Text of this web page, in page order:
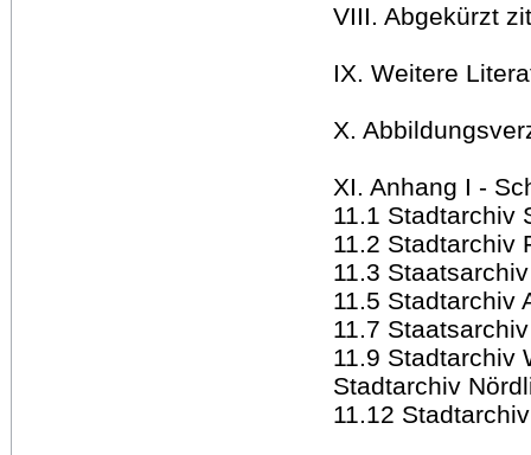
VIII. Abgekürzt
IX. Weitere
X.
XI. Anhang I -
11.1 Stadtarchiv
11.2 Stadtarchiv
11.3
11.5 Stadtarchiv
11.7
11.9 Stadtarchiv
Stadtarchiv
11.12